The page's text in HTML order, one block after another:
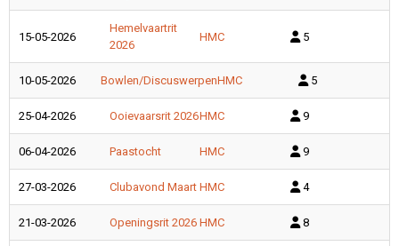
15-05-2026
Hemelvaartrit
2026
HMC 5
10-05-2026 Bowlen/DiscuswerpenHMC 5
25-04-2026 Ooievaarsrit 2026HMC 9
06-04-2026 Paastocht HMC 9
27-03-2026 Clubavond Maart HMC 4
21-03-2026 Openingsrit 2026 HMC 8